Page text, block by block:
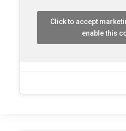
Click to accept
enable this